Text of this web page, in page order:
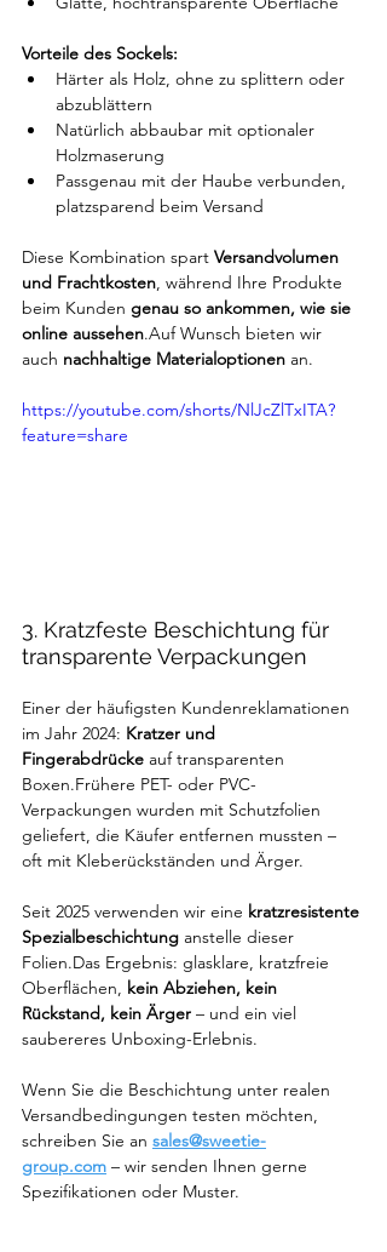
Vorteile des Sockels:
Härter als Holz, ohne zu splittern oder
abzublättern
Natürlich abbaubar mit optionaler
Holzmaserung
Passgenau mit der Haube verbunden,
platzsparend beim Versand
Diese Kombination spart Versandvolumen
und Frachtkosten, während Ihre Produkte
beim Kunden genau so ankommen, wie sie
online aussehen.Auf Wunsch bieten wir
auch nachhaltige Materialoptionen an.
https://youtube.com/shorts/NlJcZlTxITA?
feature=share
3. Kratzfeste Beschichtung für
transparente Verpackungen
Einer der häufigsten Kundenreklamationen
im Jahr 2024: Kratzer und
Fingerabdrücke auf transparenten
Boxen.Frühere PET- oder PVC-
Verpackungen wurden mit Schutzfolien
geliefert, die Käufer entfernen mussten –
oft mit Kleberückständen und Ärger.
Seit 2025 verwenden wir eine kratzresistente
Spezialbeschichtung anstelle dieser
Folien.Das Ergebnis: glasklare, kratzfreie
Oberflächen, kein Abziehen, kein
Rückstand, kein Ärger – und ein viel
saubereres Unboxing-Erlebnis.
Wenn Sie die Beschichtung unter realen
Versandbedingungen testen möchten,
schreiben Sie an sales@sweetie-
group.com – wir senden Ihnen gerne
Spezifikationen oder Muster.